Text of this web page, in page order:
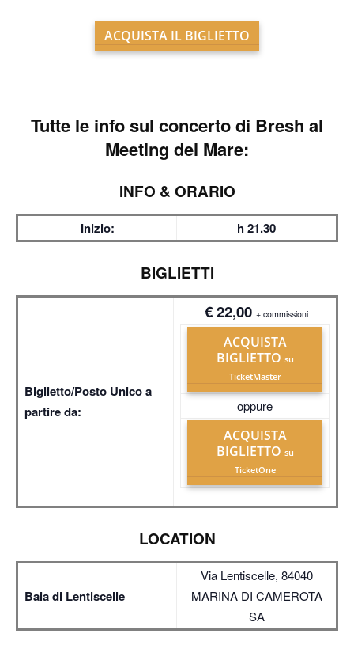
ACQUISTA IL BIGLIETTO
Tutte le info sul concerto di Bresh al
Meeting del Mare:
INFO & ORARIO
Inizio: h 21.30
BIGLIETTI
Biglietto/Posto Unico a
partire da:
€ 22,00 + commissioni
ACQUISTA
BIGLIETTO su
TicketMaster
oppure
ACQUISTA
BIGLIETTO su
TicketOne
LOCATION
Baia di Lentiscelle
Via Lentiscelle, 84040
MARINA DI CAMEROTA
SA